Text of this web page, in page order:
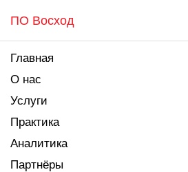
ПО Восход
Главная
О нас
Услуги
Практика
Аналитика
Партнёры